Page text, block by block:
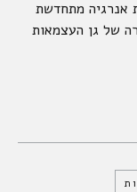
אנרגיה מתחדשת
של גן העצמאות